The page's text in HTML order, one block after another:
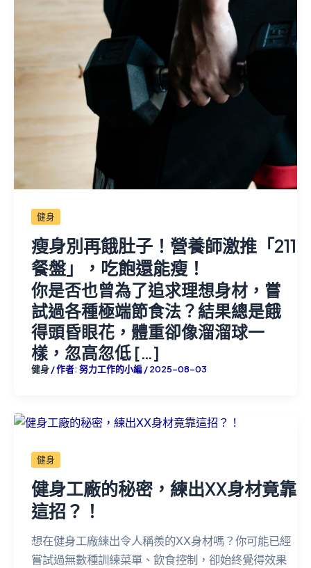
健身
瘦身別再餓肚子！營養師激推「211
餐盤」，吃飽還能瘦！
你是否也曾為了追求理想身材，嘗
試過各種極端節食法？結果總是餓
得頭昏眼花，體重卻像溜溜球一
樣，忽高忽低 […]
健身/ 作者:努力工作的小編/2025-08-03
健身
健身工廠的秘密，練出XX身材竟靠
這招？！
想在健身工廠練出令人稱羨的XX身材嗎？你可能已經
嘗試過無數種訓練菜單、飲食控制，卻始終覺得效果